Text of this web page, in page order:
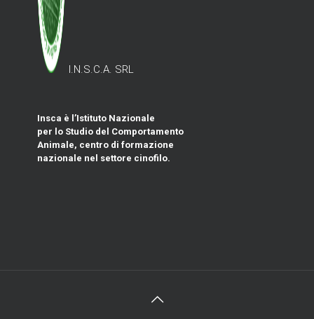
I.N.S.C.A. SRL
Insca è l’Istituto Nazionale
per lo Studio del Comportamento
Animale, centro di formazione
nazionale nel settore cinofilo.